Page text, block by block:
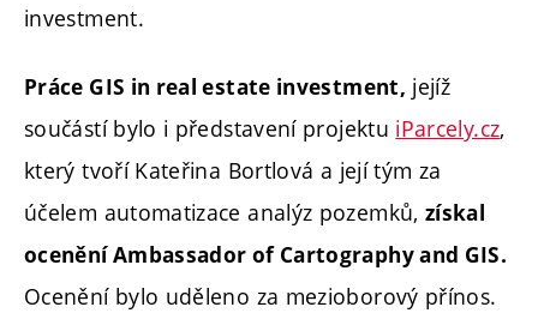
investment.
Práce GIS in real estate investment, jejíž
součástí bylo i představení projektu iParcely.cz,
který tvoří Kateřina Bortlová a její tým za
účelem automatizace analýz pozemků, získal
ocenění Ambassador of Cartography and GIS.
Ocenění bylo uděleno za mezioborový přínos.